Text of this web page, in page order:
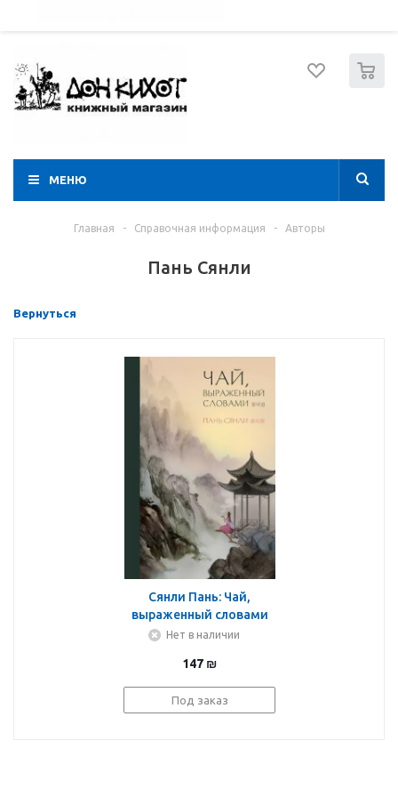
МЕНЮ
Главная - Справочная информация - Авторы
Пань Сянли
Вернуться
Сянли Пань: Чай,
выраженный словами
Нет в наличии
147 ₪
Под заказ